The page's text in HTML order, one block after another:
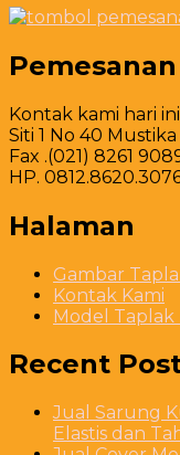
Kontak kami hari
Siti 1 No 40
Fax .(021) 8261
HP.
Halaman
Gambar
Kontak Kami
Model Taplak
Recent
Jual Sarung
Elastis dan